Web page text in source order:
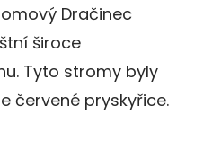
Dračinec
široce
Tyto stromy byly
červené pryskyřice.